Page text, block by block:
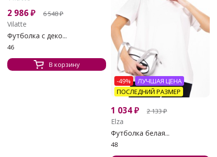
2 986₽ 6 548₽
Vilatte
Футболка с деко...
46
В корзину
-49%
ЛУЧШАЯ ЦЕНА
ПОСЛЕДНИЙ РАЗМЕР
1 034₽ 2 133₽
Elza
Футболка белая...
48